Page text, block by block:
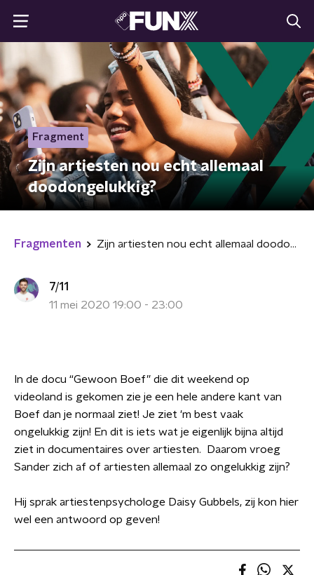
Fragment
Zijn artiesten nou echt allemaal
doodongelukkig?
Fragmenten Zijn artiesten nou echt allemaal doodongelukkig?
7/11
11 mei 2020 19:00 - 23:00
In de docu “Gewoon Boef” die dit weekend op
videoland is gekomen zie je een hele andere kant van
Boef dan je normaal ziet! Je ziet 'm best vaak
ongelukkig zijn! En dit is iets wat je eigenlijk bijna altijd
ziet in documentaires over artiesten. Daarom vroeg
Sander zich af of artiesten allemaal zo ongelukkig zijn?
Hij sprak artiestenpsychologe Daisy Gubbels, zij kon hier
wel een antwoord op geven!